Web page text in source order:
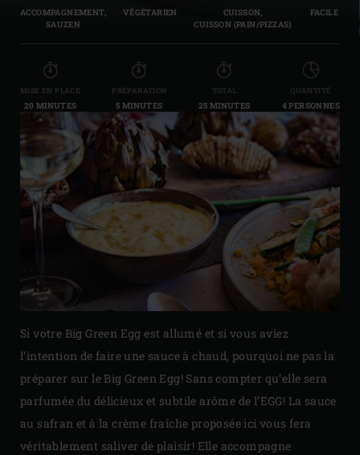
ACCOMPAGNEMENT,
SAUZEN
VÉGÉTARIEN
CUISSON,
CUISSON (PAIN/PIZZAS)
FACILE
MISE EN PLACE
20 MINUTES
PRÉPARATION
5 MINUTES
TOTAL
25 MINUTES
QUANTITÉ
4 PERSONNES
Si votre Big Green Egg est allumé et si vous aviez
l’intention de faire une sauce à chaud, pourquoi ne pas la
préparer sur le Big Green Egg! Sans compter qu’elle sera
parfumée du délicieux et subtile arôme de l’EGG! La sauce
au safran et à la crème fraîche proposée ici vous fera
véritablement saliver de plaisir! Elle accompagne